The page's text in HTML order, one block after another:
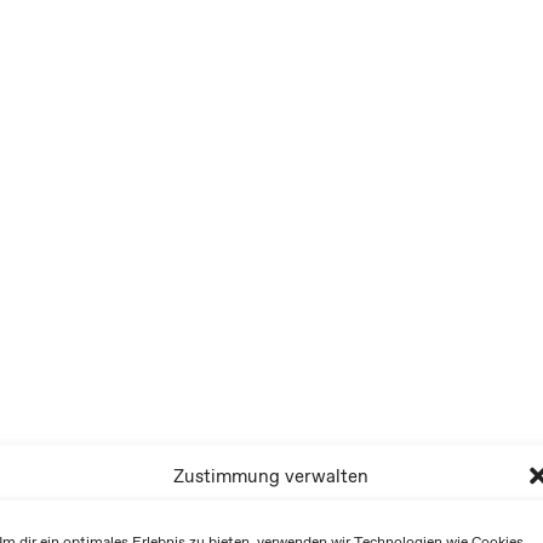
Zustimmung verwalten